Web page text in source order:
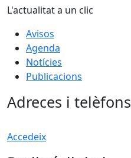
L'actualitat a un clic
Avisos
Agenda
Notícies
Publicacions
Adreces i telèfons
Accedeix